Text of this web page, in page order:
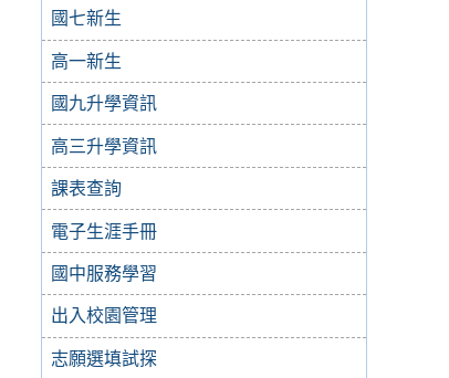
國七新生
高一新生
國九升學資訊
高三升學資訊
課表查詢
電子生涯手冊
國中服務學習
出入校園管理
志願選填試探